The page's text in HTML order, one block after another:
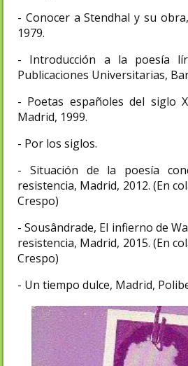
- Conocer a Stendhal y su
1979.
- Introducción a la poesía
Publicaciones Universitarias,
- Poetas españoles del siglo
Madrid, 1999.
- Por los siglos.
- Situación de la poesía
resistencia, Madrid, 2012. (En
Crespo)
- Sousândrade, El infierno de
resistencia, Madrid, 2015. (En
Crespo)
- Un tiempo dulce, Madrid,